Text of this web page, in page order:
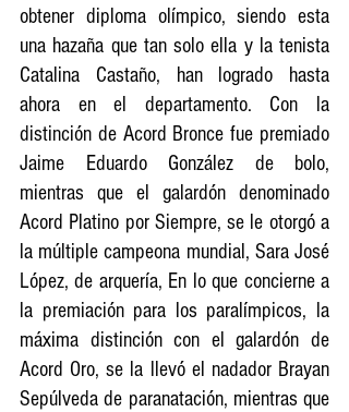
obtener diploma olímpico, siendo esta
una hazaña que tan solo ella y la tenista
Catalina Castaño, han logrado hasta
ahora en el departamento. Con la
distinción de Acord Bronce fue premiado
Jaime Eduardo González de bolo,
mientras que el galardón denominado
Acord Platino por Siempre, se le otorgó a
la múltiple campeona mundial, Sara José
López, de arquería, En lo que concierne a
la premiación para los paralímpicos, la
máxima distinción con el galardón de
Acord Oro, se la llevó el nadador Brayan
Sepúlveda de paranatación, mientras que